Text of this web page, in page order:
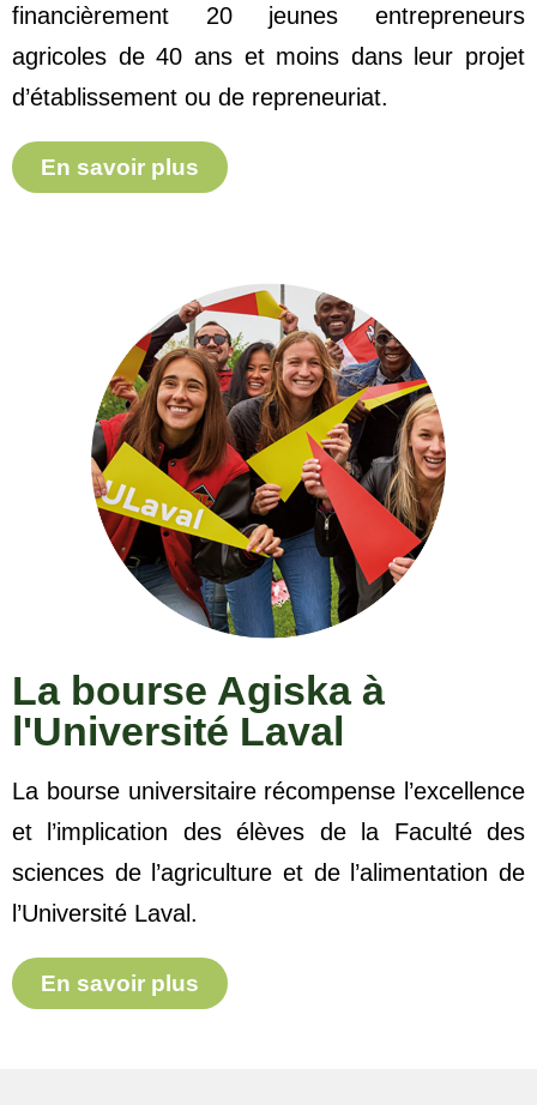
financièrement 20 jeunes entrepreneurs
agricoles de 40 ans et moins dans leur projet
d’établissement ou de repreneuriat.
En savoir plus
La bourse Agiska à
l'Université Laval
La bourse universitaire récompense l’excellence
et l’implication des élèves de la Faculté des
sciences de l’agriculture et de l’alimentation de
l’Université Laval.
En savoir plus